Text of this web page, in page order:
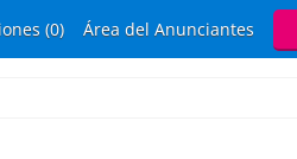
(0) Área del Anunciantes